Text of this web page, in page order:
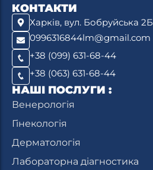
КОНТАКТИ
Харків, вул. Бобруйська 2Б
0996316844lm@gmail.com
+38 (099) 631-68-44
+38 (063) 631-68-44
НАШІ ПОСЛУГИ :
Венерологія
Гінекологія
Дерматологія
Лабораторна діагностика